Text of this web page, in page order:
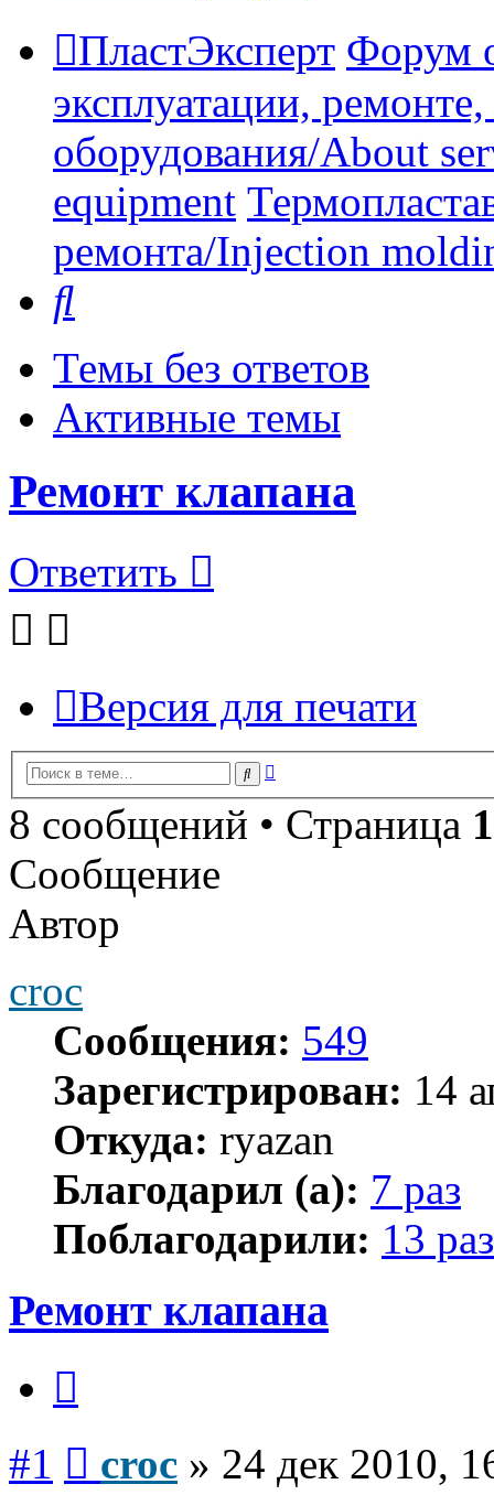
ПластЭксперт Форум
эксплуатации,
оборудования/About
equipment
ремонта/Injection
Темы без ответов
Активные темы
Ремонт клапана
Ответить
Версия для печати
Поиск
8 сообщений • Страница 1
Сообщение
Автор
croc
Сообщения: 549
Зарегистрирован: 14
Откуда: ryazan
Благодарил (а): 7 раз
Поблагодарили: 13 раз
Ремонт клапана
#1 croc » 24 дек 2010,